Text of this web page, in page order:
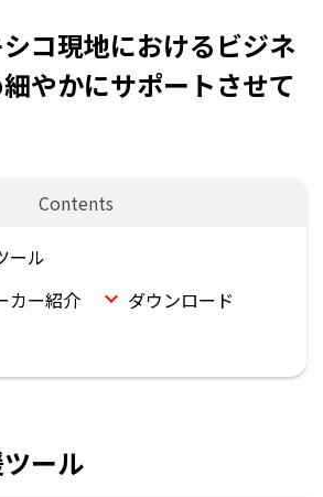
コ現地におけるビジネ
やかにサポートさせて
ール
カー紹介
ダウンロード
ール